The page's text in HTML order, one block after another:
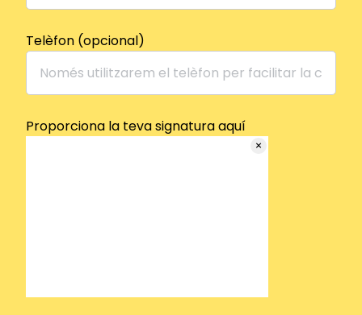
Telèfon (opcional)
Proporciona la teva signatura aquí